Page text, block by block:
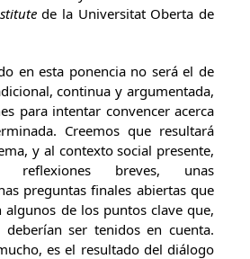
de la Universitat Oberta de
en esta ponencia no será el de
continua y argumentada,
para intentar convencer acerca
Creemos que resultará
y al contexto social presente,
reflexiones breves, unas
preguntas finales abiertas que
algunos de los puntos clave que,
deberían ser tenidos en cuenta.
es el resultado del diálogo